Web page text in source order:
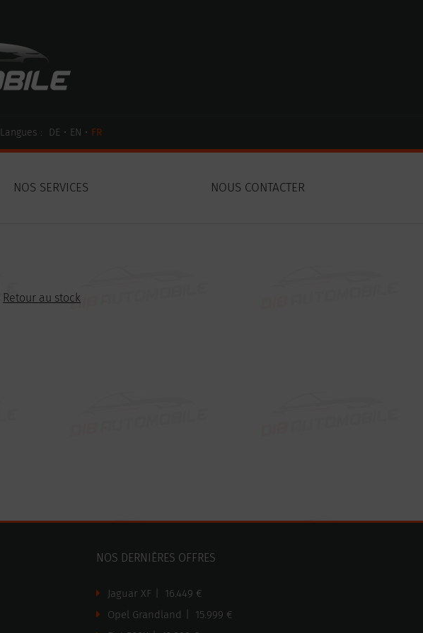
Langues : DE • EN • FR
NOS SERVICES NOUS CONTACTER
Retour au stock
NOS DERNIÈRES OFFRES
Jaguar XF
16.449 €
Opel Grandland
15.999 €